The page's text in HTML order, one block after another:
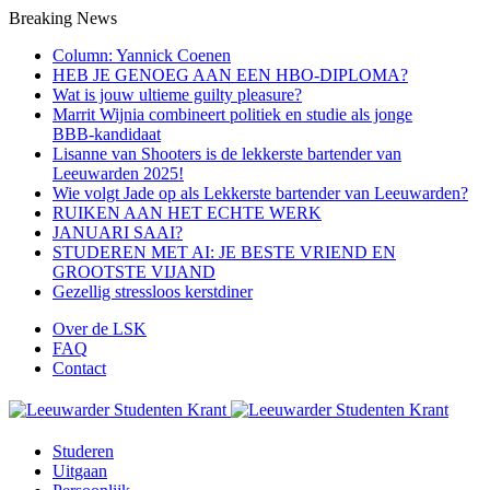
Breaking News
Column: Yannick Coenen
HEB JE GENOEG AAN EEN HBO-DIPLOMA?
Wat is jouw ultieme guilty pleasure?
Marrit Wijnia combineert politiek en studie als jonge
BBB‑kandidaat
Lisanne van Shooters is de lekkerste bartender van
Leeuwarden 2025!
Wie volgt Jade op als Lekkerste bartender van Leeuwarden?
RUIKEN AAN HET ECHTE WERK
JANUARI SAAI?
STUDEREN MET AI: JE BESTE VRIEND EN
GROOTSTE VIJAND
Gezellig stressloos kerstdiner
Over de LSK
FAQ
Contact
Studeren
Uitgaan